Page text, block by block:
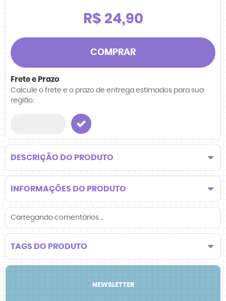
R$ 24,90
COMPRAR
Frete e Prazo
Calcule o frete e o prazo de entrega estimados para sua
região:
DESCRIÇÃO DO PRODUTO
INFORMAÇÕES DO PRODUTO
Carregando comentários ...
TAGS DO PRODUTO
NEWSLETTER